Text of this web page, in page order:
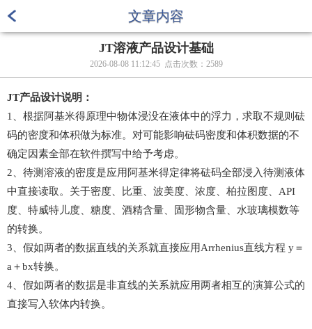
文章内容
JT溶液产品设计基础
2026-08-08 11:12:45 点击次数： 2589
JT产品设计说明：
1、根据阿基米得原理中物体浸没在液体中的浮力，求取不规则砝
码的密度和体积做为标准。对可能影响砝码密度和体积数据的不
确定因素全部在软件撰写中给予考虑。
2、待测溶液的密度是应用阿基米得定律将砝码全部浸入待测液体
中直接读取。关于密度、比重、波美度、浓度、柏拉图度、API
度、特威特儿度、糖度、酒精含量、固形物含量、水玻璃模数等
的转换。
3、假如两者的数据直线的关系就直接应用Arrhenius直线方程 y＝
a＋bx转换。
4、假如两者的数据是非直线的关系就应用两者相互的演算公式的
直接写入软体内转换。